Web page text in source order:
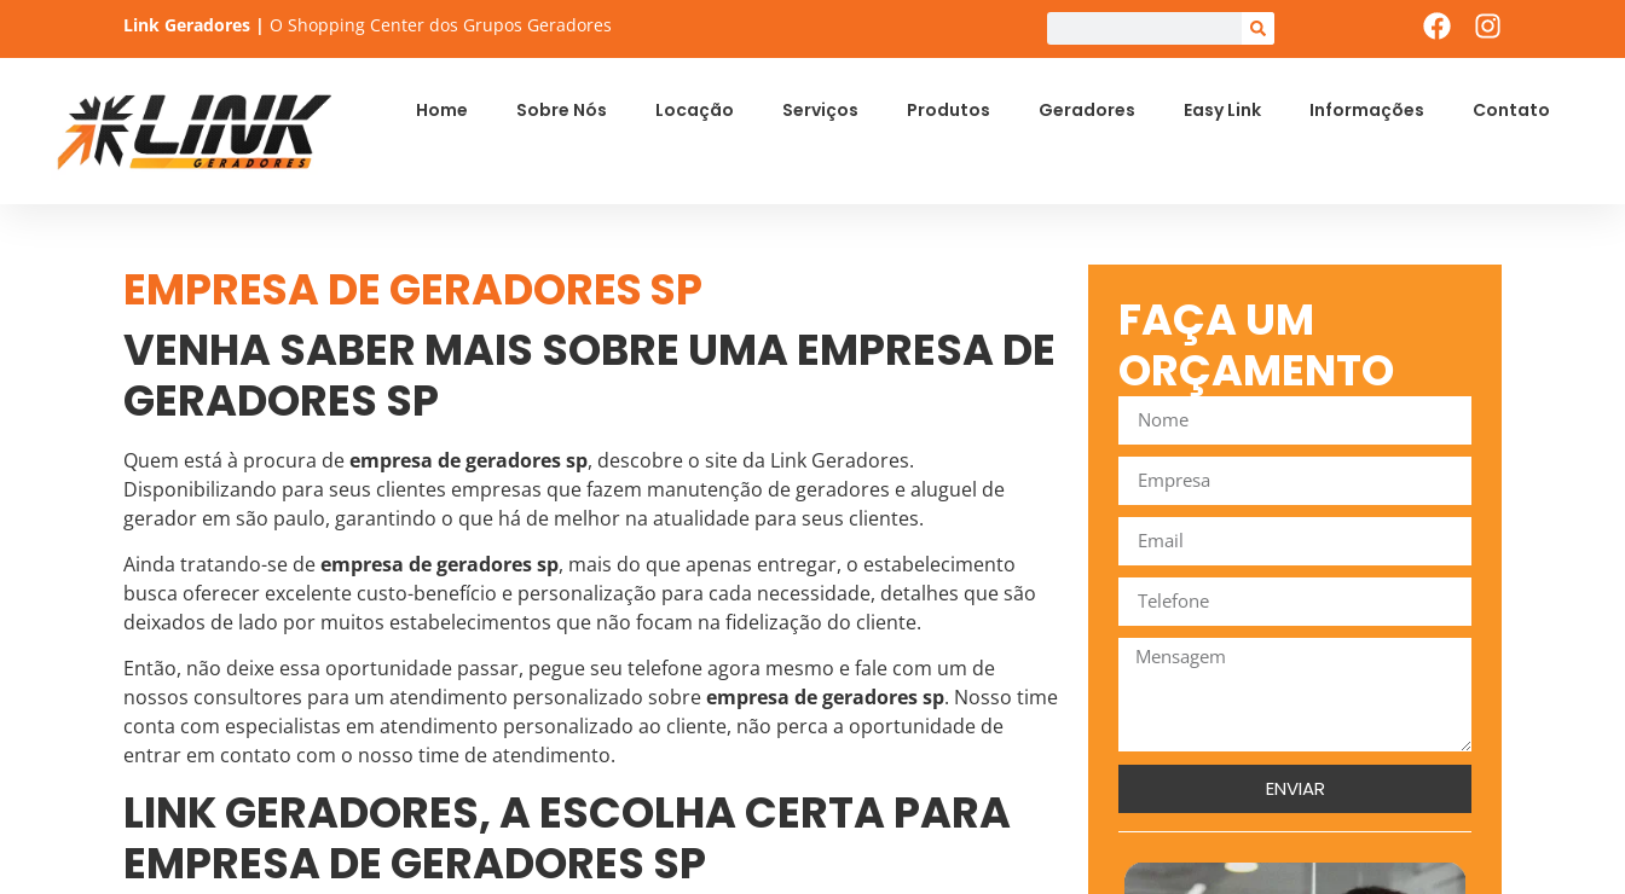
Link Geradores | O Shopping Center dos Grupos Geradores
Home Sobre Nós Locação Serviços Produtos Geradores Easy Link Informações Contato
EMPRESA DE GERADORES SP
VENHA SABER MAIS SOBRE UMA EMPRESA DE
GERADORES SP
Quem está à procura deempresa de geradores sp, descobre o site da Link Geradores.
Disponibilizando para seus clientes empresas que fazem manutenção de geradores e aluguel de
gerador em são paulo, garantindo o que há de melhor na atualidade para seus clientes.
Ainda tratando-se deempresa de geradores sp, mais do que apenas entregar, o estabelecimento
busca oferecer excelente custo-benefício e personalização para cada necessidade, detalhes que são
deixados de lado por muitos estabelecimentos que não focam na fidelização do cliente.
Então, não deixe essa oportunidade passar, pegue seu telefone agora mesmo e fale com um de
nossos consultores para um atendimento personalizado sobreempresa de geradores sp. Nosso time
conta com especialistas em atendimento personalizado ao cliente, não perca a oportunidade de
entrar em contato com o nosso time de atendimento.
LINK GERADORES, A ESCOLHA CERTA PARA
EMPRESA DE GERADORES SP
FAÇA UM
ORÇAMENTO
ENVIAR